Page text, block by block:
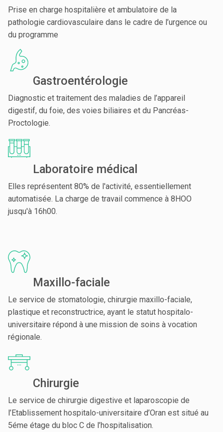
Prise en charge hospitalière et ambulatoire de la
pathologie cardiovasculaire dans le cadre de l’urgence ou
du programme
Gastroentérologie
Diagnostic et traitement des maladies de l’appareil
digestif, du foie, des voies biliaires et du Pancréas-
Proctologie.
Laboratoire médical
Elles représentent 80% de l'activité, essentiellement
automatisée. La charge de travail commence à 8HOO
jusqu'à 16h00.
Maxillo-faciale
Le service de stomatologie, chirurgie maxillo-faciale,
plastique et reconstructrice, ayant le statut hospitalo-
universitaire répond à une mission de soins à vocation
régionale.
Chirurgie
Le service de chirurgie digestive et laparoscopie de
l’Etablissement hospitalo-universitaire d’Oran est situé au
5éme étage du bloc C de l’hospitalisation.